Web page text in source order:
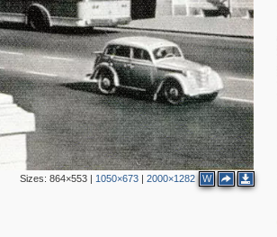
Sizes: 864×553| 1050×673| 2000×1282 W
3
2